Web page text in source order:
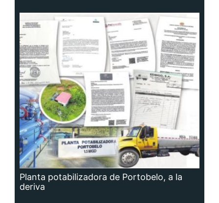
Planta potabilizadora de Portobelo, a la
deriva